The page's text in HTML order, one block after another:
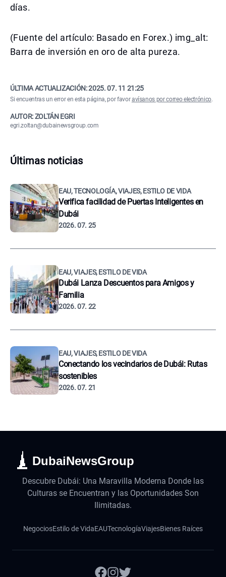
días.
(Fuente del artículo: Basado en Forex.) img_alt:
Barra de inversión en oro de alta pureza.
ÚLTIMA ACTUALIZACIÓN:2025. 07. 11 21:25
Si encuentras un error en esta página, por favoravísanos por correo electrónico.
AUTOR: ZOLTÁN EGRI
egri.zoltan@dubainewsgroup.com
Últimas noticias
EAU, TECNOLOGÍA, VIAJES, ESTILO DE VIDA
Verifica facilidad de Puertas Inteligentes en
Dubái
2026. 07. 25
EAU, VIAJES, ESTILO DE VIDA
Dubái Lanza Descuentos para Amigos y
Familia
2026. 07. 22
EAU, VIAJES, ESTILO DE VIDA
Conectando los vecindarios de Dubái: Rutas
sostenibles
2026. 07. 21
DubaiNewsGroup
Descubre Dubái: Una Maravilla Moderna Donde las
Culturas se Encuentran y las Oportunidades Son
Ilimitadas.
NegociosEstilo de VidaEAUTecnologíaViajesBienes Raíces